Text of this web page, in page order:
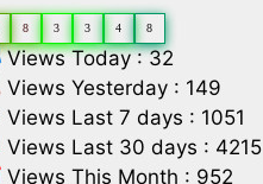
8 3 3 4 8
Views Today : 32
Views Yesterday : 149
Views Last 7 days : 1051
Views Last 30 days : 4215
Views This Month : 952